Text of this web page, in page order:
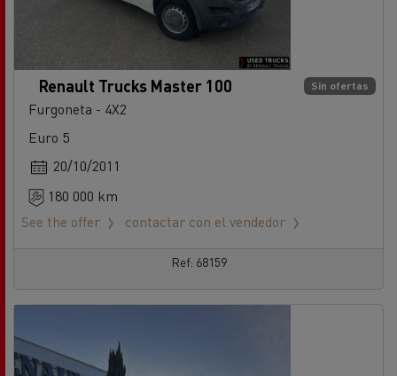
Sin ofertas
Renault Trucks Master 100
Furgoneta - 4X2
Euro 5
20/10/2011
180 000 km
See the offer
contactar con el vendedor
Ref: 68159